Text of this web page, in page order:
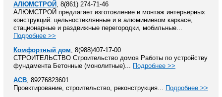
АЛЮМСТРОЙ , 8(861) 274-71-46
АЛЮМСТРОЙ предлагает изготовление и монтаж интерьерных
конструкций: цельностеклянные и в алюминиевом каркасе,
стационарные и раздвижные перегородки, мобильные...
Подробнее >>
Комфортный дом, 8(988)407-17-00
СТРОИТЕЛЬСТВО Строительство домов Работы по устройству
фундамента Бетонные (монолитные)... Подробнее >>
АСВ, 89276823601
Проектирование, строительство, реконструкция... Подробнее >>